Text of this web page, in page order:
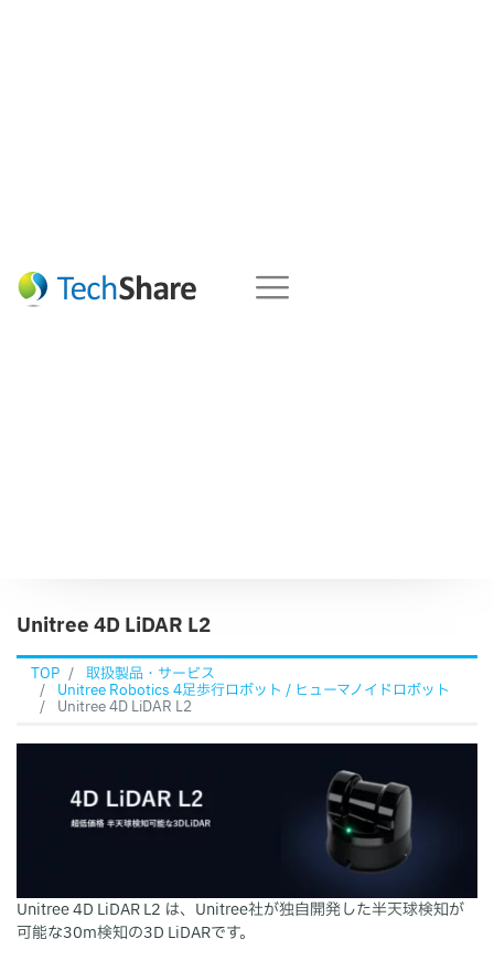
Unitree 4D LiDAR L2
TOP 取扱製品・サービス
Unitree Robotics 4足歩行ロボット / ヒューマノイドロボット
Unitree 4D LiDAR L2
Unitree 4D LiDAR L2 は、Unitree社が独自開発した半天球検知が
可能な30m検知の3D LiDARです。